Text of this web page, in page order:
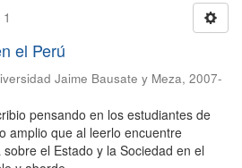
el Perú
Jaime Bausate y Meza, 2007-
pensando en los estudiantes de
amplio que al leerlo encuentre
el Estado y la Sociedad en el